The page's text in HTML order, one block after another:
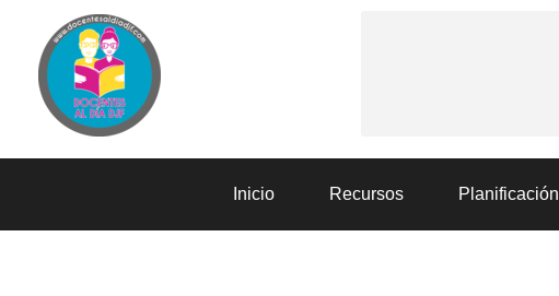
Inicio Recursos Planificación